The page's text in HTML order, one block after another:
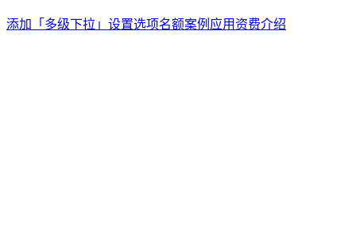
添加「多级下拉」 设置选项名额案例应用 资费介绍